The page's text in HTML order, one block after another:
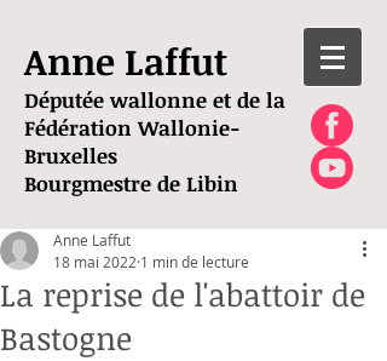
Anne Laffut
Députée wallonne et de la
Fédération Wallonie-
Bruxelles
Bourgmestre de Libin
La reprise de l'abattoir de
Bastogne
Anne Laffut
18 mai 2022 1 min de lecture